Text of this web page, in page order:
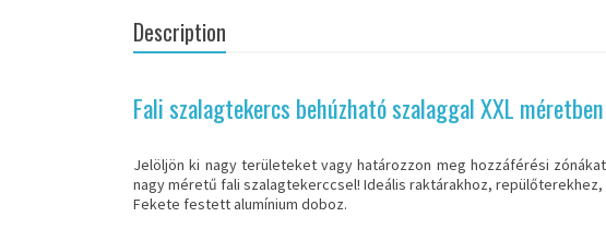
Description
Fali szalagtekercs behúzható szalaggal XXL
Jelöljön ki nagy területeket vagy határozzon meg hozzáférési
nagy méretű fali szalagtekerccsel! Ideális raktárakhoz,
Fekete festett alumínium doboz.